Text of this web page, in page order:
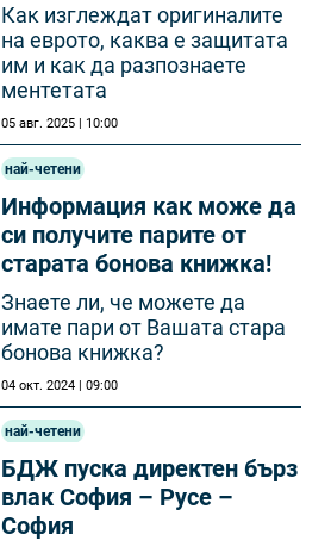
Как изглеждат оригиналите
на еврото, каква е защитата
им и как да разпознаете
ментетата
05 авг. 2025 | 10:00
най-четени
Информация как може да
си получите парите от
старата бонова книжка!
Знаете ли, че можете да
имате пари от Вашата стара
бонова книжка?
04 окт. 2024 | 09:00
най-четени
БДЖ пуска директен бърз
влак София – Русе –
София